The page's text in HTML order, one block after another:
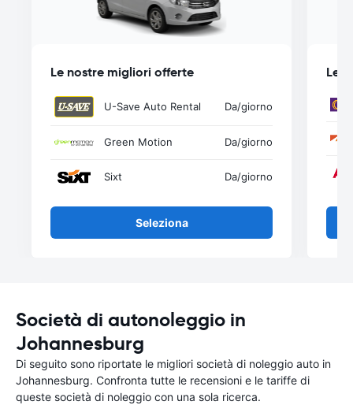
Le nostre migliori offerte
U-Save Auto Rental Da/giorno
Green Motion Da/giorno
Sixt Da/giorno
Seleziona
Le
Società di autonoleggio in
Johannesburg
Di seguito sono riportate le migliori società di noleggio auto in
Johannesburg. Confronta tutte le recensioni e le tariffe di
queste società di noleggio con una sola ricerca.